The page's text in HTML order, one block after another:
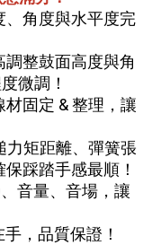
角度與水平度完
整鼓面高度與角
微調！
固定 & 整理，讓
矩距離、彈簧張
踩踏手感最順！
音量、音場，讓
，品質保證！